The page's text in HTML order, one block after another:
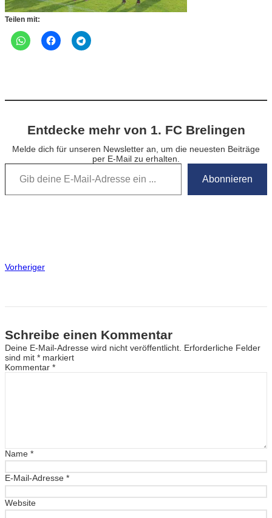
Teilen mit:
Entdecke mehr von 1. FC Brelingen
Melde dich für unseren Newsletter an, um die neuesten Beiträge
per E-Mail zu erhalten.
Gib deine E-Mail-Adresse ein …
Abonnieren
Vorheriger
Schreibe einen Kommentar
Deine E-Mail-Adresse wird nicht veröffentlicht. Erforderliche Felder
sind mit * markiert
Kommentar *
Name *
E-Mail-Adresse *
Website